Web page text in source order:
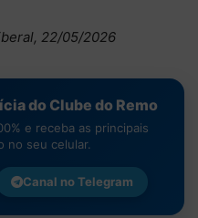
22/05/2026
do Clube do Remo
e receba as principais
no seu celular.
Canal noTelegram